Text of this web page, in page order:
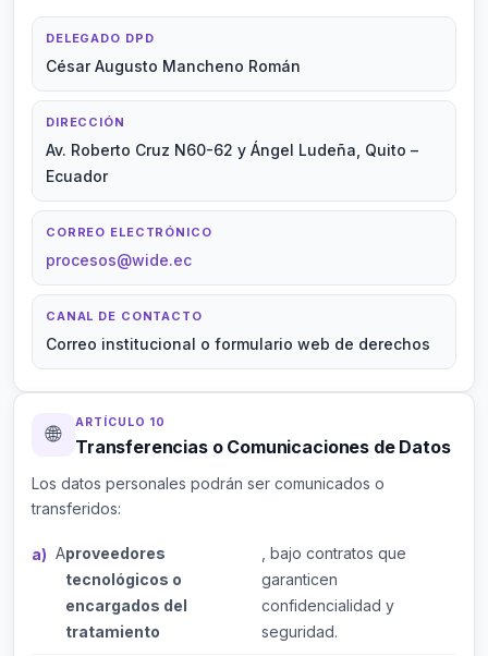
DELEGADO DPD
César Augusto Mancheno Román
DIRECCIÓN
Av. Roberto Cruz N60-62 y Ángel Ludeña, Quito –
Ecuador
CORREO ELECTRÓNICO
procesos@wide.ec
CANAL DE CONTACTO
Correo institucional o formulario web de derechos
🌐 ARTÍCULO 10
Transferencias o Comunicaciones de Datos
Los datos personales podrán ser comunicados o
transferidos:
Aproveedores
tecnológicos o
encargados del
tratamiento
, bajo contratos que
garanticen
confidencialidad y
seguridad.